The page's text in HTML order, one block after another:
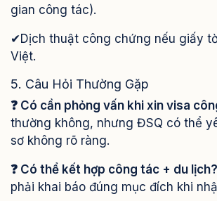
gian công tác).
✔Dịch thuật công chứng nếu giấy
Việt.
5. Câu Hỏi Thường Gặp
❓ Có cần phỏng vấn khi xin visa
thường không, nhưng ĐSQ có thể
sơ không rõ ràng.
❓ Có thể kết hợp công tác + du lịch?
phải khai báo đúng mục đích khi